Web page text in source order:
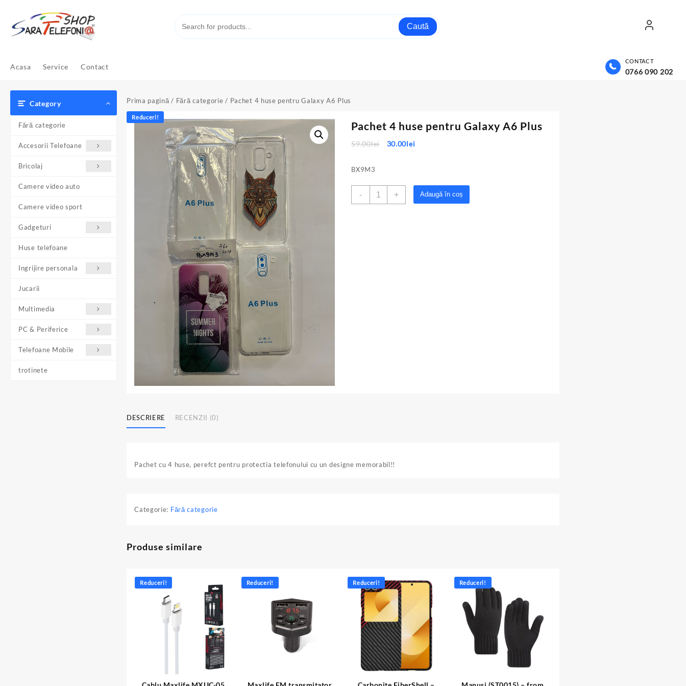
content
Caută
Acasa Service Contact
CONTACT
0766 090 202
Category
Fără categorie
Accesorii Telefoane
Bricolaj
Camere video auto
Camere video sport
Gadgeturi
Huse telefoane
Ingrijire personala
Jucarii
Multimedia
PC & Periferice
Telefoane Mobile
trotinete
Prima pagină/ Fără categorie / Pachet 4 huse pentru Galaxy A6 Plus
Reduceri!
Pachet 4 huse pentru Galaxy A6 Plus
59.00lei
Prețul
59.00lei.
30.00leiPrețul
BX9M3
-
Cantitate+ Adaugă în coș
DESCRIERE RECENZII (0)
Pachet cu 4 huse, perefct pentru protectia telefonului cu un designe memorabil!!
Categorie: Fără categorie
Produse similare
Reduceri! Reduceri! Reduceri! Reduceri!